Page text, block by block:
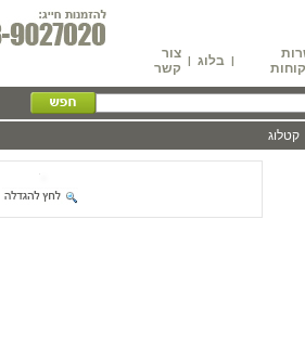
| בלוג | צור
קשר
קטלוג